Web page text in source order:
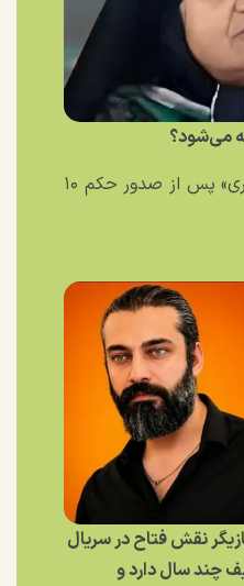
می‌شود؟
پرونده جنجالی «کلثوم اکبری» پس از صدور حکم ۱۰
نقش فتاح در سریال
چند سال دارد و